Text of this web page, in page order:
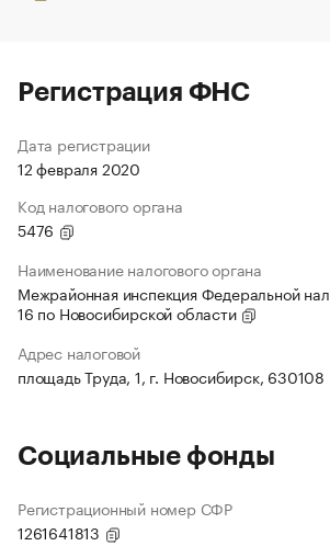
Регистрация ФНС
Дата регистрации
12 февраля 2020
Код налогового органа
5476
Наименование налогового органа
Межрайонная инспекция Федеральной
16 по Новосибирской области
Адрес налоговой
площадь Труда, 1, г. Новосибирск, 630108
Социальные фонды
Регистрационный номер СФР
1261641813